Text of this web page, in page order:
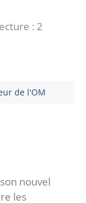
: 2
de l'OM
nouvel
les